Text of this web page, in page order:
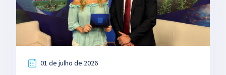
01 de julho de 2026